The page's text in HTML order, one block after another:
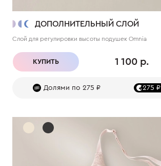
ДОПОЛНИТЕЛЬНЫЙ СЛОЙ
Слой для регулировки высоты подушек Omnia
КУПИТЬ 1 100 р.
Долями по 275 ₽ 275 ₽